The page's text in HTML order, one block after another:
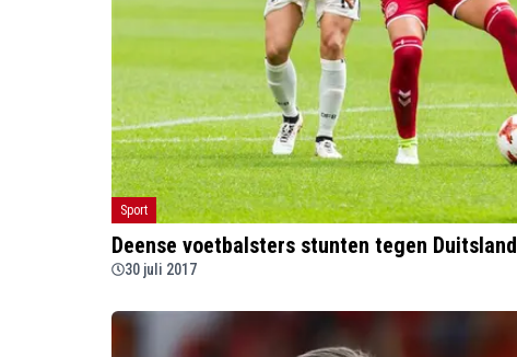
Sport
Deense voetbalsters stunten tegen Duitsland
30 juli 2017